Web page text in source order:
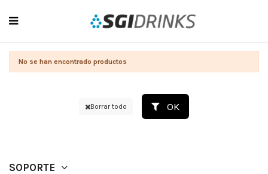
No se han encontrado productos
Borrar todo OK
SOPORTE